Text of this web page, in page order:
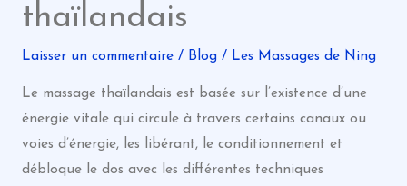
thaïlandais
Laisser un commentaire / Blog/ Les Massages de Ning
Le massage thaïlandais est basée sur l’existence d’une
énergie vitale qui circule à travers certains canaux ou
voies d’énergie, les libérant, le conditionnement et
débloque le dos avec les différentes techniques